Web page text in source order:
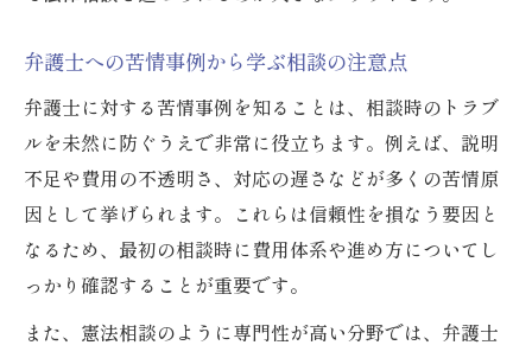
弁護士への苦情事例から学ぶ相談の注意点
弁護士に対する苦情事例を知ることは、相談時のトラブ
ルを未然に防ぐうえで非常に役立ちます。例えば、説明
不足や費用の不透明さ、対応の遅さなどが多くの苦情原
因として挙げられます。これらは信頼性を損なう要因と
なるため、最初の相談時に費用体系や進め方についてし
っかり確認することが重要です。
また、憲法相談のように専門性が高い分野では、弁護士